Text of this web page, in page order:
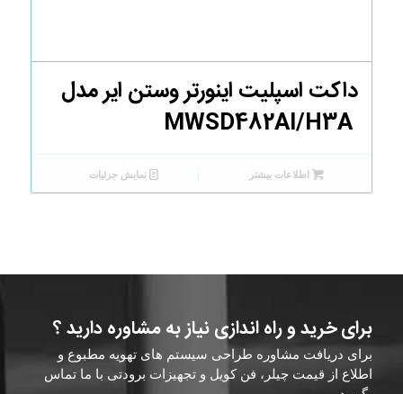
داکت اسپلیت اینورتر وستن ایر مدل
MWSD482AI/H3A
اطلاعات بیشتر نمایش جزئیات
برای خرید و راه اندازی نیاز به مشاوره دارید ؟
برای دریافت مشاوره طراحی سیستم های تهویه مطبوع و
اطلاع از قیمت چیلر، فن کویل و تجهیزات برودتی با ما تماس